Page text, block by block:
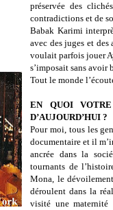
préservée des
contradictions et de
Babak Karimi
avec des juges et
voulait parfois jouer
s’imposait sans avoir
Tout le monde
EN QUOI
D’AUJOURD’HUI ?
Pour moi, tous les
documentaire et il
ancrée dans la
tournants de
Mona, le
déroulent dans la
visité une maternité